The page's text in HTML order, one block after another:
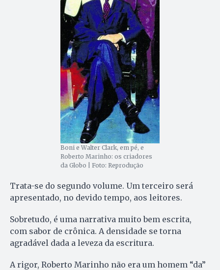
Boni e Walter Clark, em pé, e
Roberto Marinho: os criadores
da Globo | Foto: Reprodução
Trata-se do segundo volume. Um terceiro será
apresentado, no devido tempo, aos leitores.
Sobretudo, é uma narrativa muito bem escrita,
com sabor de crônica. A densidade se torna
agradável dada a leveza da escritura.
A rigor, Roberto Marinho não era um homem “da”